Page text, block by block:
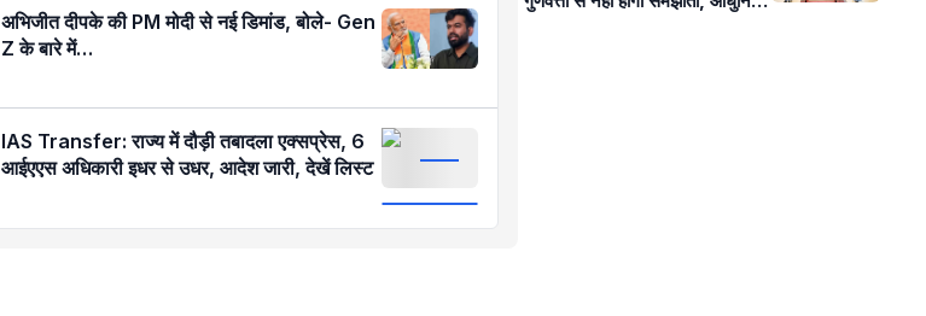
अभिजीत दीपके की PM मोदी से नई डिमांड, बोले- Gen
Z के बारे में…
IAS Transfer: राज्य में दौड़ी तबादला एक्सप्रेस, 6
आईएएस अधिकारी इधर से उधर, आदेश जारी, देखें लिस्ट